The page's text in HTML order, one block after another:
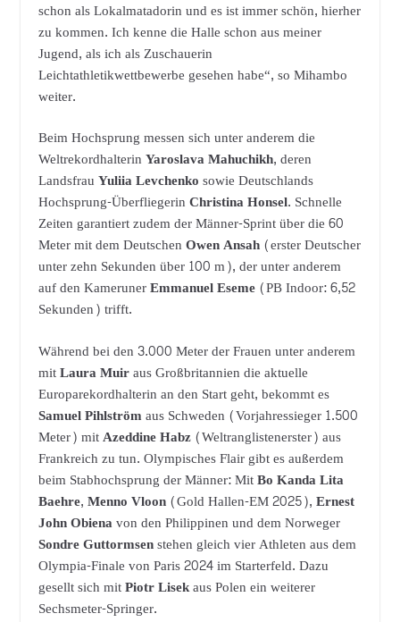
schon als Lokalmatadorin und es ist immer schön, hierher
zu kommen. Ich kenne die Halle schon aus meiner
Jugend, als ich als Zuschauerin
Leichtathletikwettbewerbe gesehen habe“, so Mihambo
weiter.
Beim Hochsprung messen sich unter anderem die
WeltrekordhalterinYaroslava Mahuchikh, deren
LandsfrauYuliia Levchenkosowie Deutschlands
Hochsprung-ÜberfliegerinChristina Honsel. Schnelle
Zeiten garantiert zudem der Männer-Sprint über die 60
Meter mit dem DeutschenOwen Ansah(erster Deutscher
unter zehn Sekunden über 100 m), der unter anderem
auf den KamerunerEmmanuel Eseme(PB Indoor: 6,52
Sekunden) trifft.
Während bei den 3.000 Meter der Frauen unter anderem
mitLaura Muiraus Großbritannien die aktuelle
Europarekordhalterin an den Start geht, bekommt es
Samuel Pihlströmaus Schweden (Vorjahressieger 1.500
Meter) mitAzeddine Habz(Weltranglistenerster) aus
Frankreich zu tun. Olympisches Flair gibt es außerdem
beim Stabhochsprung der Männer: MitBo Kanda Lita
Baehre,Menno Vloon(Gold Hallen-EM 2025),Ernest
John Obienavon den Philippinen und dem Norweger
Sondre Guttormsenstehen gleich vier Athleten aus dem
Olympia-Finale von Paris 2024 im Starterfeld. Dazu
gesellt sich mitPiotr Lisekaus Polen ein weiterer
Sechsmeter-Springer.